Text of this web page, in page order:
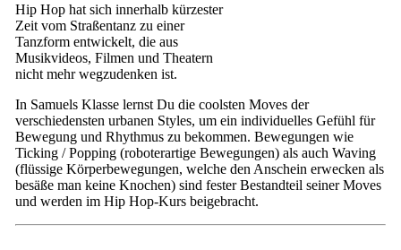
Hip Hop hat sich innerhalb kürzester
Zeit vom Straßentanz zu einer
Tanzform entwickelt, die aus
Musikvideos, Filmen und Theatern
nicht mehr wegzudenken ist.
In Samuels Klasse lernst Du die coolsten Moves der
verschiedensten urbanen Styles, um ein individuelles Gefühl für
Bewegung und Rhythmus zu bekommen. Bewegungen wie
Ticking / Popping (roboterartige Bewegungen) als auch Waving
(flüssige Körperbewegungen, welche den Anschein erwecken als
besäße man keine Knochen) sind fester Bestandteil seiner Moves
und werden im Hip Hop-Kurs beigebracht.